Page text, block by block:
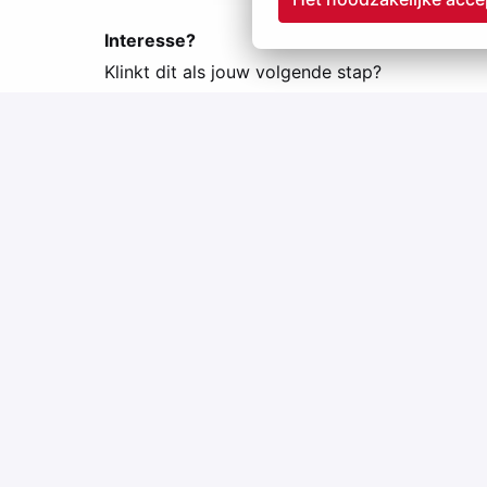
Interesse?
Klinkt dit als jouw volgende stap?